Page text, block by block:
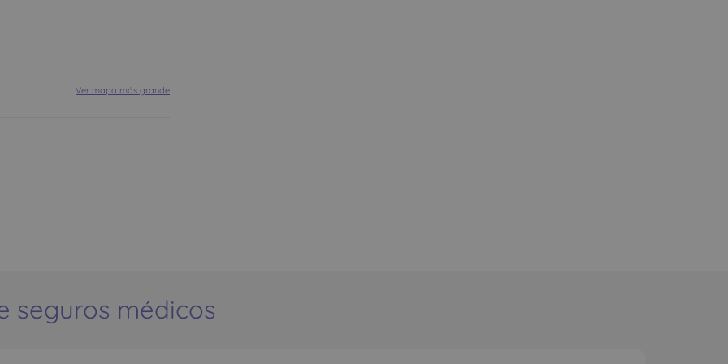
Ver mapa más grande
seguros médicos